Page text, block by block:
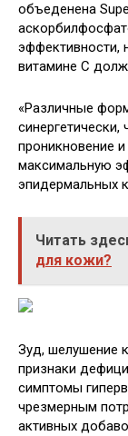
объеденена
эффективности,
витамине С
«Различные
проникновение
максимальную
эпидермальных
Читать
для кожи?
Зуд, шелушение
признаки
симптомы
чрезмерным
активных